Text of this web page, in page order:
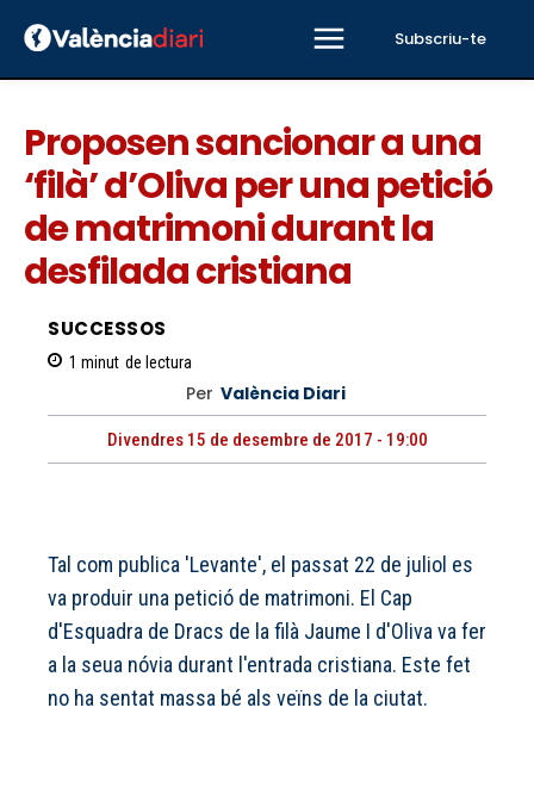
Subscriu-te
Proposen sancionar a una
‘filà’ d’Oliva per una petició
de matrimoni durant la
desfilada cristiana
SUCCESSOS
1 minut de lectura
Per València Diari
Divendres 15 de desembre de 2017 - 19:00
Tal com publica 'Levante', el passat 22 de juliol es
va produir una petició de matrimoni. El Cap
d'Esquadra de Dracs de la filà Jaume I d'Oliva va fer
a la seua nóvia durant l'entrada cristiana. Este fet
no ha sentat massa bé als veïns de la ciutat.